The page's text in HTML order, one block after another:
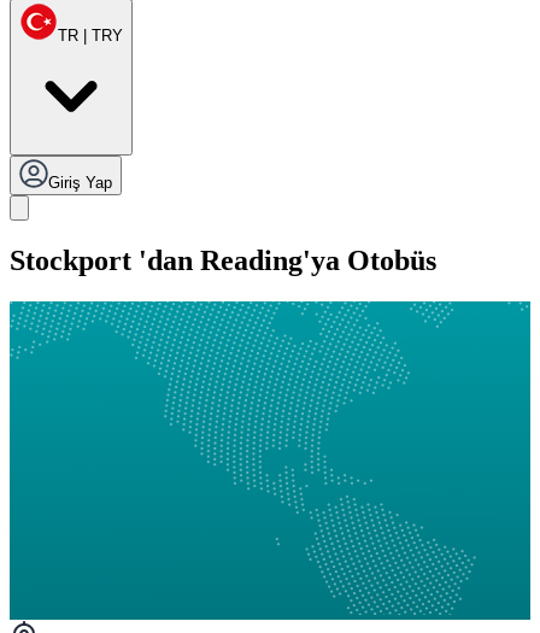
TR | TRY
Giriş Yap
Stockport 'dan Reading'ya Otobüs